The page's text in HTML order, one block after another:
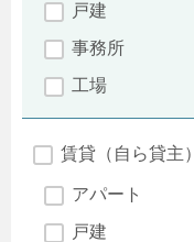
戸建
事務所
工場
賃貸（自ら貸主）
アパート
戸建